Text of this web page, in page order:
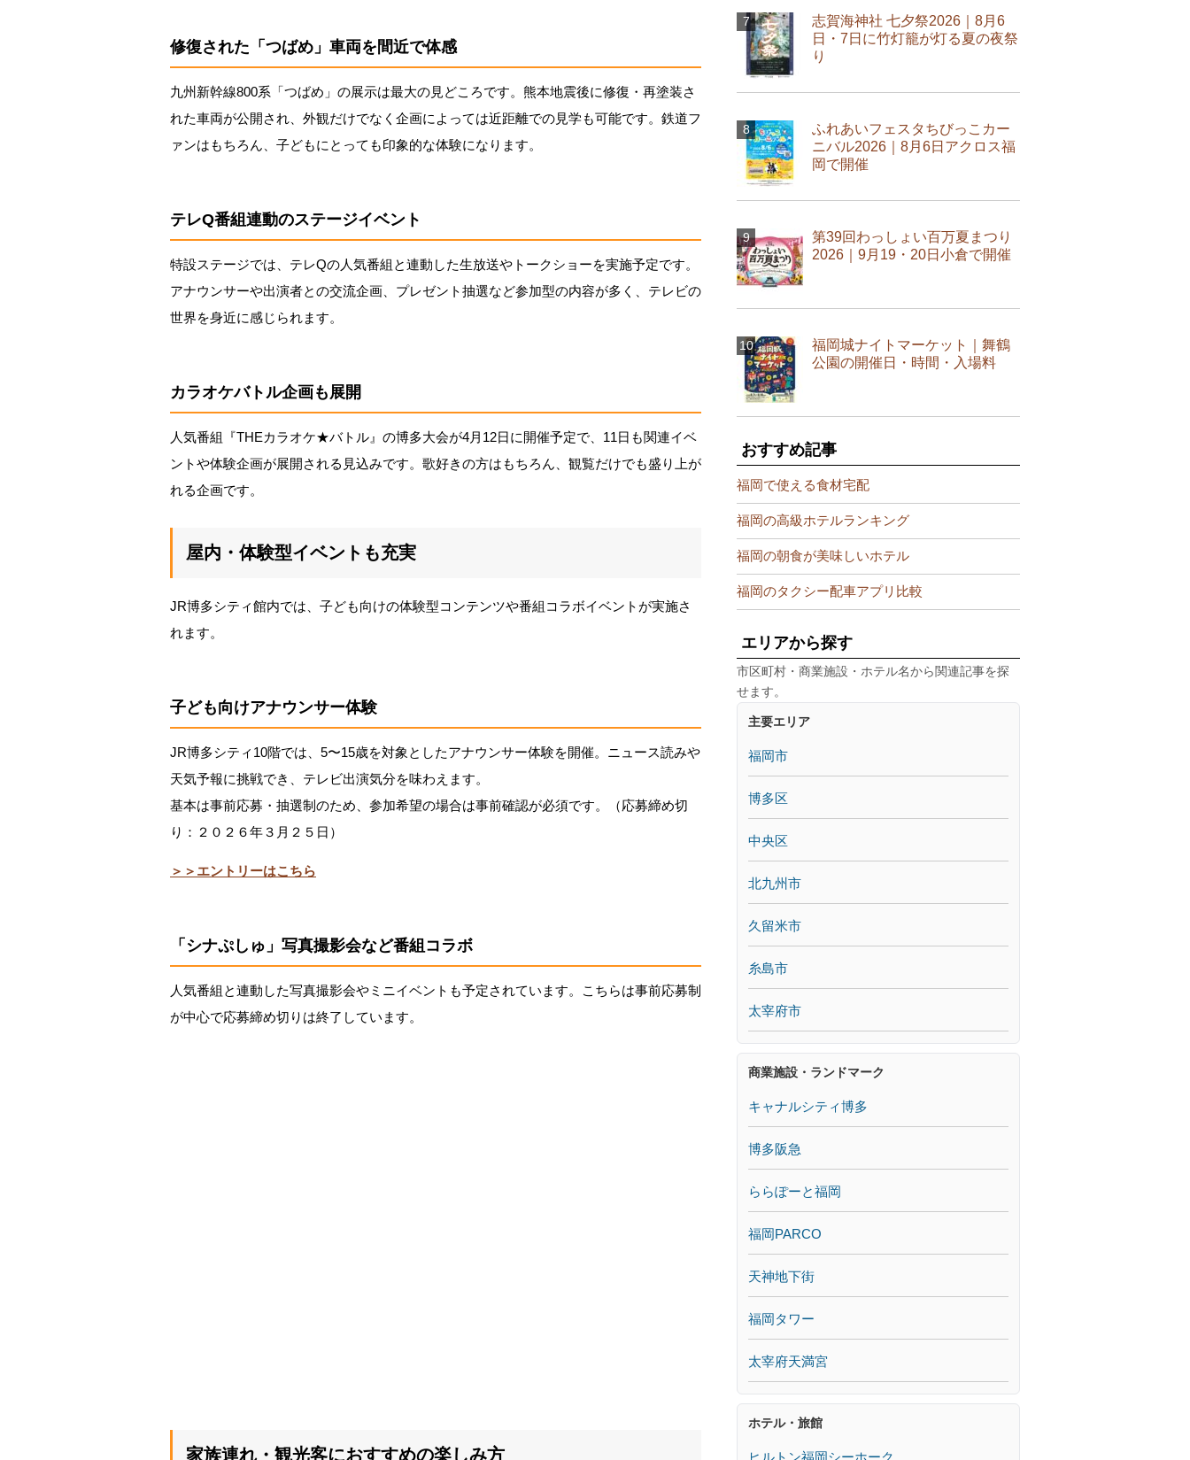
修復された「つばめ」車両を間近で体感
九州新幹線800系「つばめ」の展示は最大の見どころです。熊本地震後に修復・再塗装さ
れた車両が公開され、外観だけでなく企画によっては近距離での見学も可能です。鉄道フ
ァンはもちろん、子どもにとっても印象的な体験になります。
テレQ番組連動のステージイベント
特設ステージでは、テレQの人気番組と連動した生放送やトークショーを実施予定です。
アナウンサーや出演者との交流企画、プレゼント抽選など参加型の内容が多く、テレビの
世界を身近に感じられます。
カラオケバトル企画も展開
人気番組『THEカラオケ★バトル』の博多大会が4月12日に開催予定で、11日も関連イベ
ントや体験企画が展開される見込みです。歌好きの方はもちろん、観覧だけでも盛り上が
れる企画です。
屋内・体験型イベントも充実
JR博多シティ館内では、子ども向けの体験型コンテンツや番組コラボイベントが実施さ
れます。
子ども向けアナウンサー体験
JR博多シティ10階では、5〜15歳を対象としたアナウンサー体験を開催。ニュース読みや
天気予報に挑戦でき、テレビ出演気分を味わえます。
基本は事前応募・抽選制のため、参加希望の場合は事前確認が必須です。（応募締め切
り：２０２６年３月２５日）
＞＞エントリーはこちら
「シナぷしゅ」写真撮影会など番組コラボ
人気番組と連動した写真撮影会やミニイベントも予定されています。こちらは事前応募制
が中心で応募締め切りは終了しています。
家族連れ・観光客におすすめの楽しみ方
志賀海神社 七夕祭2026｜8月6
日・7日に竹灯籠が灯る夏の夜祭
り
ふれあいフェスタちびっこカー
ニバル2026｜8月6日アクロス福
岡で開催
第39回わっしょい百万夏まつり
2026｜9月19・20日小倉で開催
福岡城ナイトマーケット｜舞鶴
公園の開催日・時間・入場料
おすすめ記事
福岡で使える食材宅配
福岡の高級ホテルランキング
福岡の朝食が美味しいホテル
福岡のタクシー配車アプリ比較
エリアから探す
市区町村・商業施設・ホテル名から関連記事を探
せます。
主要エリア
福岡市
博多区
中央区
北九州市
久留米市
糸島市
太宰府市
商業施設・ランドマーク
キャナルシティ博多
博多阪急
ららぽーと福岡
福岡PARCO
天神地下街
福岡タワー
太宰府天満宮
ホテル・旅館
ヒルトン福岡シーホーク